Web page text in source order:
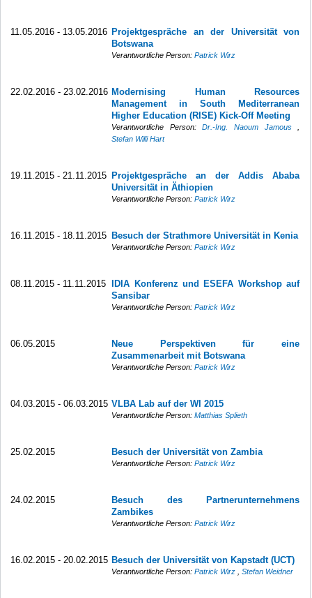
11.05.2016 - 13.05.2016 Projektgespräche an der Universität von
Botswana
Verantwortliche Person:Patrick Wirz
22.02.2016 - 23.02.2016 Modernising Human Resources
Management in South Mediterranean
Higher Education (RISE) Kick-Off Meeting
Verantwortliche Person:Dr.-Ing. Naoum Jamous
Stefan Willi Hart
19.11.2015 - 21.11.2015 Projektgespräche an der Addis Ababa
Universität in Äthiopien
Verantwortliche Person:Patrick Wirz
16.11.2015 - 18.11.2015 Besuch der Strathmore Universität in Kenia
Verantwortliche Person:Patrick Wirz
08.11.2015 - 11.11.2015
IDIA Konferenz und ESEFA Workshop auf
Sansibar
Verantwortliche Person:Patrick Wirz
06.05.2015
Neue Perspektiven für eine
Zusammenarbeit mit Botswana
Verantwortliche Person:Patrick Wirz
04.03.2015 - 06.03.2015 VLBA Lab auf der WI 2015
Verantwortliche Person:Matthias Splieth
25.02.2015 Besuch der Universität von Zambia
Verantwortliche Person:Patrick Wirz
24.02.2015
Besuch des Partnerunternehmens
Zambikes
Verantwortliche Person:Patrick Wirz
16.02.2015 - 20.02.2015 Besuch der Universität von Kapstadt (UCT)
Verantwortliche Person:Patrick Wirz ,Stefan Weidner